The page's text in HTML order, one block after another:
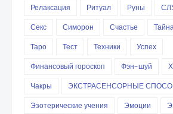
Релаксация
Ритуал Руны
Секс
Симорон Счастье
Таро
Тест Техники
Успех
Финансовый гороскоп
Фэн-шуй
Чакры
ЭКСТРАСЕНСОРНЫЕ
Эзотерические учения
Эмоции